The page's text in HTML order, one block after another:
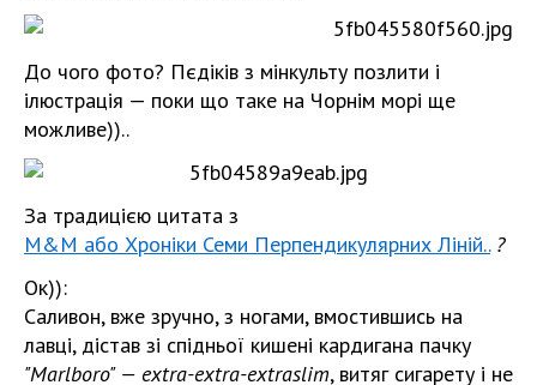
До чого фото? Пєдіків з мінкульту позлити і
ілюстрація — поки що таке на Чорнім морі ще
можливе))..
За традицією цитата з
M&M або Хроніки Семи Перпендикулярних Ліній.. ?
Ок)):
Саливон, вже зручно, з ногами, вмостившись на
лавці, дістав зі спідньої кишені кардигана пачку
"Marlboro" — extra-extra-extraslim, витяг сигарету і не